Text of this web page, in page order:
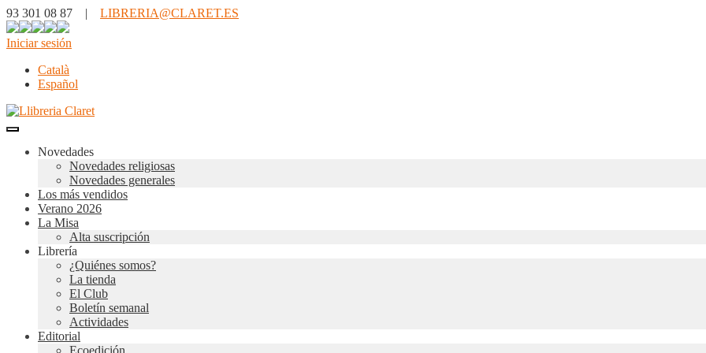
93 301 08 87 | LIBRERIA@CLARET.ES
Iniciar sesión
Català
Español
Novedades
Novedades religiosas
Novedades generales
Los más vendidos
Verano 2026
La Misa
Alta suscripción
Librería
¿Quiénes somos?
La tienda
El Club
Boletín semanal
Actividades
Editorial
Ecoedición